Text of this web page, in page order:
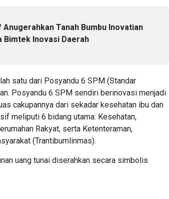
Anugerahkan Tanah Bumbu Inovatian
Bimtek Inovasi Daerah
satu dari Posyandu 6 SPM (Standar
Posyandu 6 SPM sendiri berinovasi menjadi
cakupannya dari sekadar kesehatan ibu dan
meliputi 6 bidang utama: Kesehatan,
Rakyat, serta Ketenteraman,
(Trantibumlinmas).
uang tunai diserahkan secara simbolis